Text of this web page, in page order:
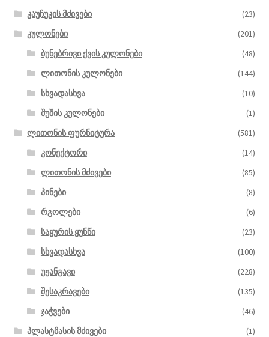
კაუჩუკის მძივები
(23)
კულონები
(201)
ბუნებრივი ქვის კულონები
(48)
ლითონის კულონები
(144)
სხვადასხვა
(10)
შუშის კულონები
(1)
ლითონის ფურნიტურა
(581)
კონექტორი
(14)
ლითონის მძივები
(85)
პინები
(8)
რგოლები
(6)
საყურის ყუნწი
(23)
სხვადასხვა
(100)
უჟანგავი
(228)
შესაკრავები
(135)
ჯაჭვები
(46)
პლასტმასის მძივები
(1)